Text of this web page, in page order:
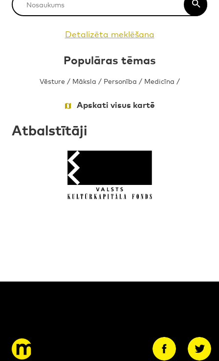
Detalizēta meklēšana
Populāras tēmas
Vēsture / Māksla / Personība / Medicīna /
Apskati visus kartē
Atbalstītāji